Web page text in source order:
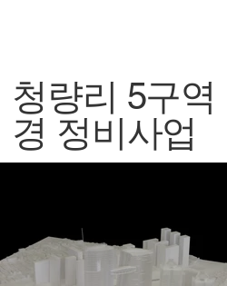
청량리 5구
경 정비사업